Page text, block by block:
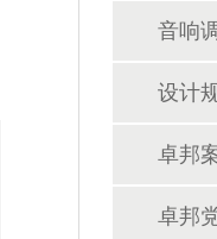
音响
设计
卓邦
卓邦